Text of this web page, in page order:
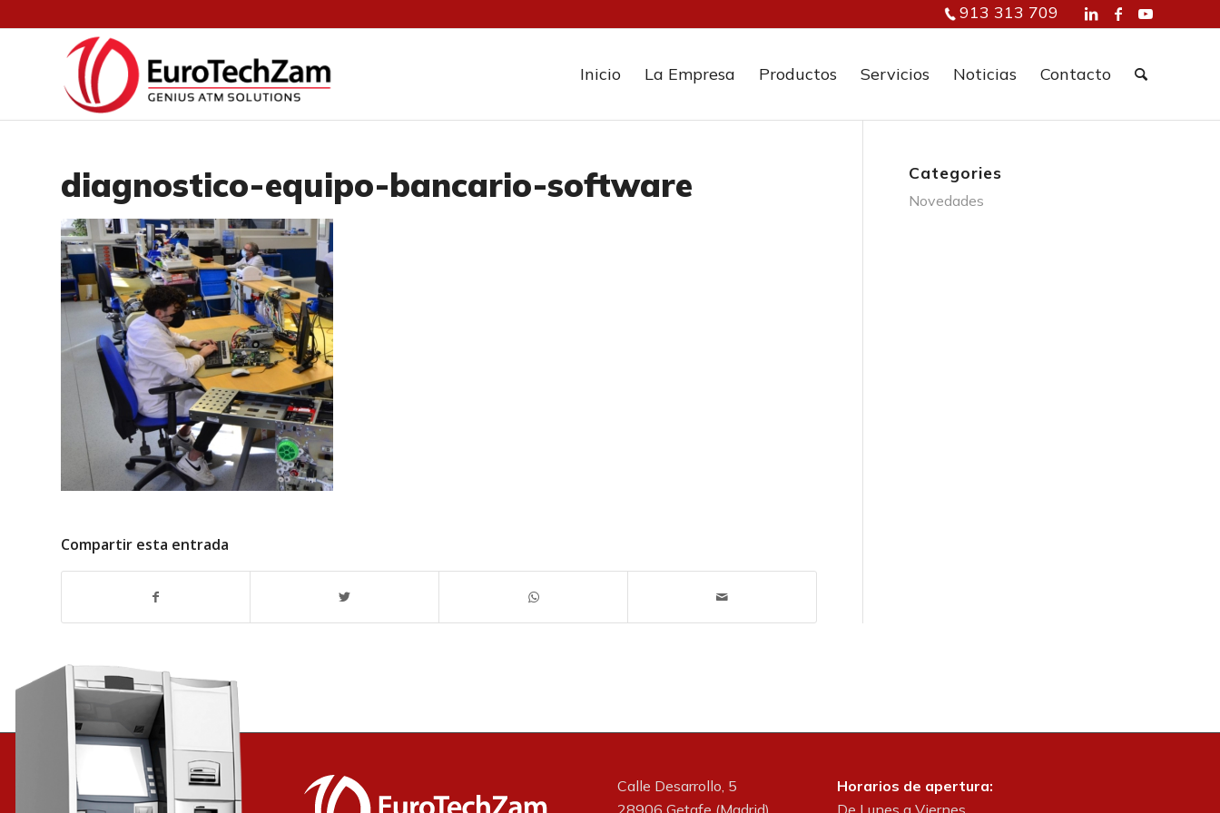
913 313 709
Inicio La Empresa Productos Servicios Noticias Contacto
diagnostico-equipo-bancario-software
Compartir esta entrada
Categories
Novedades
Calle Desarrollo, 5
28906 Getafe (Madrid)
Horarios de apertura:
De Lunes a Viernes